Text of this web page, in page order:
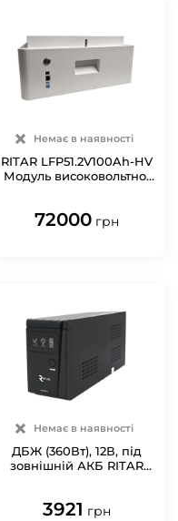
Немає в наявності
RITAR LFP51.2V100Ah-HV
Модуль високовольтної
72000 грн
Немає в наявності
ДБЖ (360Вт), 12В, під
зовнішній АКБ RITAR
3921 грн